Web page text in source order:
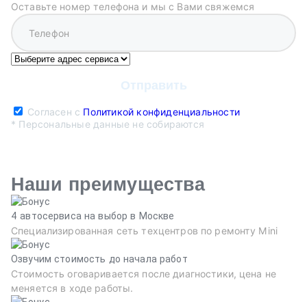
Оставьте номер телефона и мы с Вами свяжемся
Согласен с Политикой конфиденциальности
* Персональные данные не собираются
Наши преимущества
4 автосервиса на выбор в Москве
Специализированная сеть техцентров по ремонту Mini
Озвучим стоимость до начала работ
Стоимость оговаривается после диагностики, цена не
меняется в ходе работы.